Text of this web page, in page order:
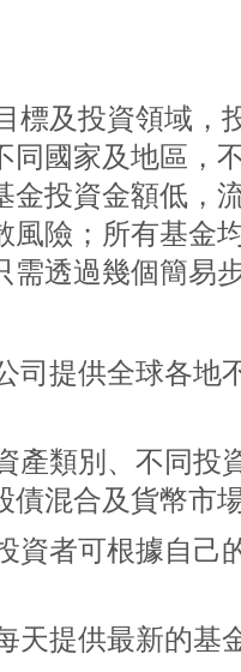
標及投資領域，
同國家及地區，
金投資金額低，
風險；所有基金
需透過幾個簡易
司提供全球各地
產類別、不同投
債混合及貨幣市
資者可根據自己
天提供最新的基